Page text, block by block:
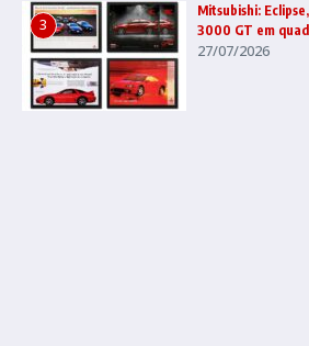
3
Mitsubishi:
3000 GT em
27/07/2026